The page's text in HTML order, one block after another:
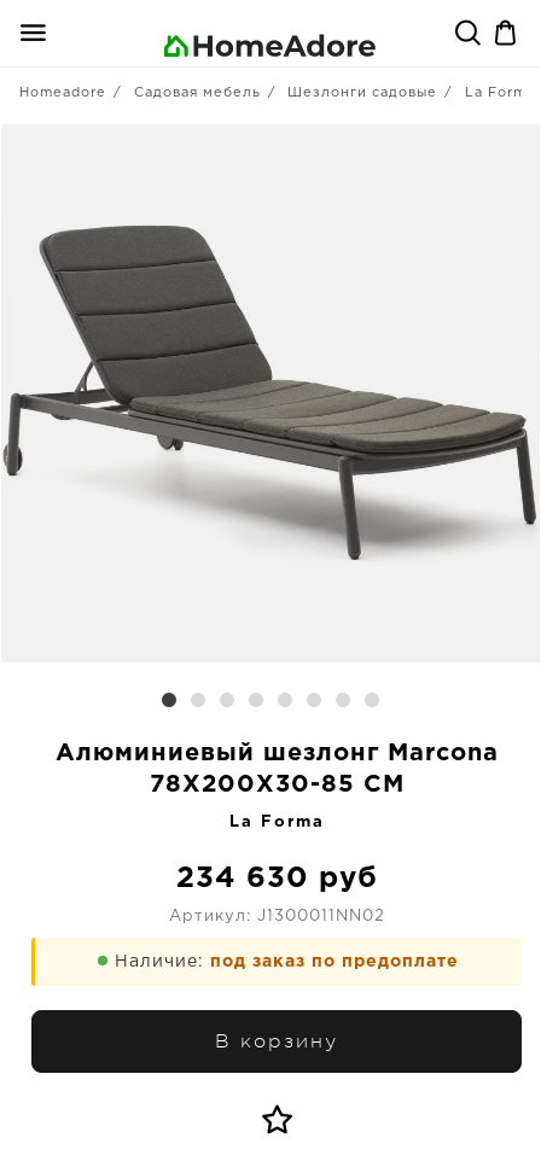
Homeadore Садовая мебель Шезлонги садовые La Forma
Алюминиевый шезлонг Marcona
78X200X30-85 CM
La Forma
234 630 руб
Артикул: J1300011NN02
Наличие: под заказ по предоплате
В корзину